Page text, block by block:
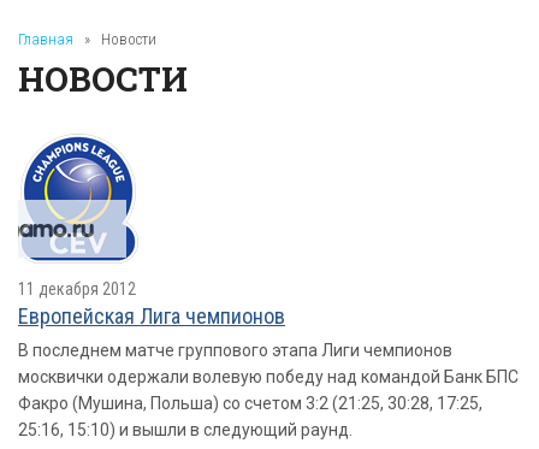
Главная » Новости
НОВОСТИ
11 декабря 2012
Европейская Лига чемпионов
В последнем матче группового этапа Лиги чемпионов
москвички одержали волевую победу над командой Банк БПС
Факро (Мушина, Польша) со счетом 3:2 (21:25, 30:28, 17:25,
25:16, 15:10) и вышли в следующий раунд.